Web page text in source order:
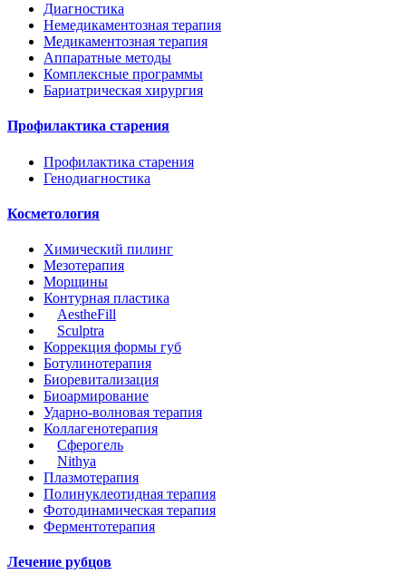
Диагностика
Немедикаментозная терапия
Медикаментозная терапия
Аппаратные методы
Комплексные программы
Бариатрическая хирургия
Профилактика старения
Профилактика старения
Генодиагностика
Косметология
Химический пилинг
Мезотерапия
Морщины
Контурная пластика
AestheFill
Sculptrа
Коррекция формы губ
Ботулинотерапия
Биоревитализация
Биоармирование
Ударно-волновая терапия
Коллагенотерапия
Сферогель
Nithya
Плазмотерапия
Полинуклеотидная терапия
Фотодинамическая терапия
Ферментотерапия
Лечение рубцов